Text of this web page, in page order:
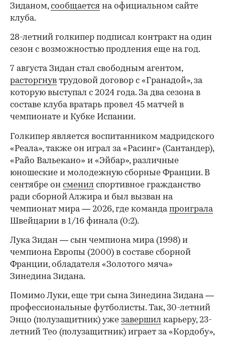
Зиданом,сообщается на официальном сайте
клуба.
28-летний голкипер подписал контракт на один
сезон с возможностью продления еще на год.
7 августа Зидан стал свободным агентом,
расторгнув трудовой договор с «Гранадой», за
которую выступал с 2024 года. За два сезона в
составе клуба вратарь провел 45 матчей в
чемпионате и Кубке Испании.
Голкипер является воспитанником мадридского
«Реала», также он играл за «Расинг» (Сантандер),
«Райо Вальекано» и «Эйбар», различные
юношеские и молодежную сборные Франции. В
сентябре он сменил спортивное гражданство
ради сборной Алжира и был вызван на
чемпионат мира — 2026, где командапроиграла
Швейцарии в 1/16 финала (0:2).
Лука Зидан — сын чемпиона мира (1998) и
чемпиона Европы (2000) в составе сборной
Франции, обладателя «Золотого мяча»
Зинедина Зидана.
Помимо Луки, еще три сына Зинедина Зидана —
профессиональные футболисты. Так, 30-летний
Энцо (полузащитник) уже завершил карьеру, 23-
летний Тео (полузащитник) играет за «Кордобу»,